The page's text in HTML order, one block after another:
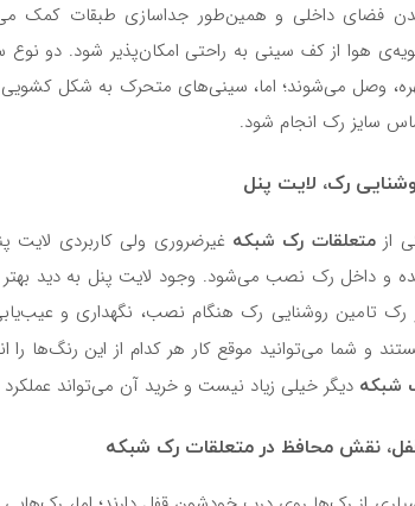
فضای داخلی و همین‌طور جداسازی طبقات کمک
هوا از کف سینی به راحتی امکان‌پذیر شود. دو
وصل می‌شوند؛ اما، سینی‌های متحرک به شکل
سایز رک انجام شود.
رک، لایت پنل
ازمتعلقات رک شبکه
و داخل رک نصب می‌شود. وجود لایت پنل به دید
رک تامین روشنایی رک هنگام نصب، نگهداری و
و شما می‌توانید موقع کار هر کدام از این رنگ‌ها
شبکه دیگر خیلی زیاد نیست و خرید آن می‌تواند عملکرد
نقش محافظ در متعلقات رک شبکه